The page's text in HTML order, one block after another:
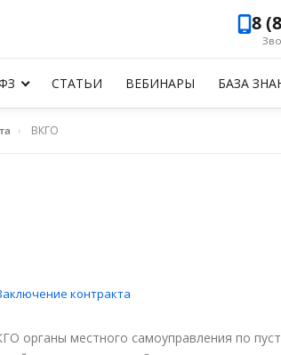
8
СТАТЬИ ВЕБИНАРЫ БАЗА
› ВКГО
контракта
органы местного самоуправления по